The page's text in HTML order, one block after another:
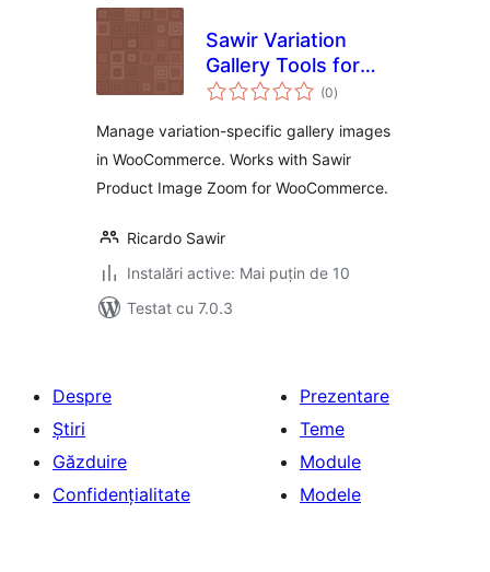
Sawir Variation
Gallery Tools for
WooCommerce
(0total
aprecieri
)
Manage variation-specific gallery images
in WooCommerce. Works with Sawir
Product Image Zoom for WooCommerce.
Ricardo Sawir
Instalări active: Mai puțin de 10
Testat cu 7.0.3
Despre
Știri
Găzduire
Confidențialitate
Prezentare
Teme
Module
Modele